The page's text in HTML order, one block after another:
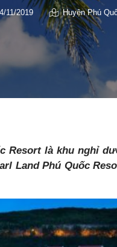
11/2019 Huyện Phú
Resort là khu nghỉ
Land Phú Quốc